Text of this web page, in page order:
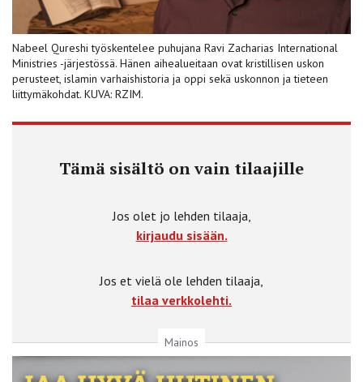
Nabeel Qureshi työskentelee puhujana Ravi Zacharias International
Ministries -järjestössä. Hänen aihealueitaan ovat kristillisen uskon
perusteet, islamin varhaishistoria ja oppi sekä uskonnon ja tieteen
liittymäkohdat. KUVA: RZIM.
Tämä sisältö on vain tilaajille
Jos olet jo lehden tilaaja,
kirjaudu sisään.
Jos et vielä ole lehden tilaaja,
tilaa verkkolehti.
Mainos